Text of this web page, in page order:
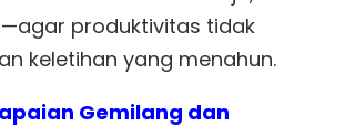
produktivitas tidak
keletihan yang menahun.
Gemilang dan